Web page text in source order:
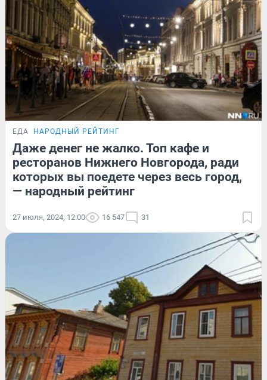
ЕДА НАРОДНЫЙ РЕЙТИНГ
Даже денег не жалко. Топ кафе и
ресторанов Нижнего Новгорода, ради
которых вы поедете через весь город,
— народный рейтинг
27 июля, 2024, 12:00 16 547 31